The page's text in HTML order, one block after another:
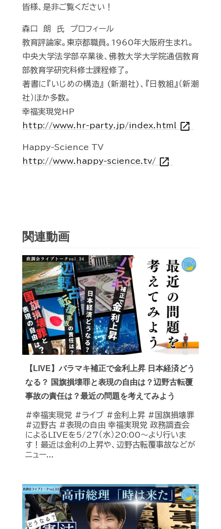
皆様、是非ご覧ください！
森口 朗 氏 プロフィール
教育評論家。東京都職員。1960年大阪府生まれ。
中央大学法学部卒業後、佛教大学大学院通信教育
部教育学研究科修士課程修了。
著書に『いじめの構造』 (新潮社)、『日教組』（新潮
社）ほか多数。
幸福実現党HP
http://www.hr-party.jp/index.html open_in_new
Happy-Science TV
http://www.happy-science.tv/ open_in_new
関連動画
【LIVE】バラマキ補正で金利上昇 日本経済どう
なる？ 国旗損壊罪と表現の自由は？辺野古転覆
事故の責任は？最近の問題を考えてみよう
#幸福実現党 #ライブ #金利上昇 #国旗損壊罪
#辺野古 #表現の自由 幸福実現党 政務調査会
によるLIVEを5/27（水）20:00〜より行いま
す！最近は金利の上昇や、辺野古転覆事故などが
ニュー...